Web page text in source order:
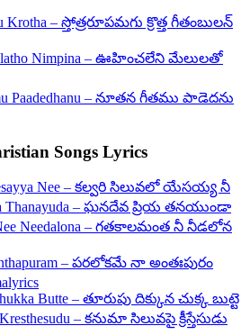
Krotha – స్తోత్రరూపమగు క్రొత్త గీతంబులన్
Nimpina – ఊహించలేని మేలులతో
Paadedhanu – నూతన గీతము పాడెదను
Songs Lyrics
Nee – కల్వరి సిలువలో యేసయ్య నీ
Thanayuda – ఘనదేవ ప్రియ తనయుండా
Nee Needalona – గతకాలమంత నీ నీడలోన
– పరలోకమే నా అంతఃపురం
Butte – తూరుపు దిక్కున చుక్క బుట్టె
– కనుమా సిలువపై క్రీస్తేసుడు